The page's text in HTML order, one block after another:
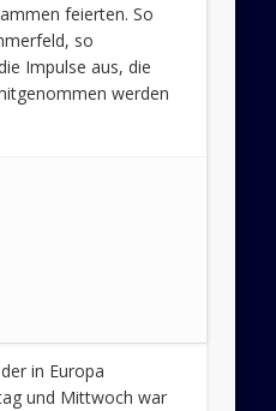
feierten. So
so
Impulse aus, die
werden
in Europa
und Mittwoch war